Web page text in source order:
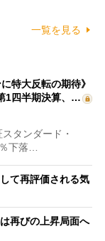
一覧を見る
特大反転の期待》
1四半期決算、…
タンダード・
下落…
て再評価される気
再びの上昇局面へ